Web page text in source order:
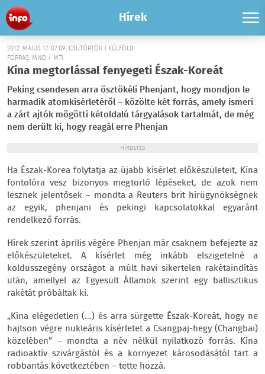
Hírek
2012. MÁJUS 17. 07:09, CSÜTÖRTÖK | KÜLFÖLD
FORRÁS: MNO / MTI
Kína megtorlással fenyegeti Észak-Koreát
Peking csendesen arra ösztökéli Phenjant, hogy mondjon le
harmadik atomkísérletéről – közölte két forrás, amely ismeri
a zárt ajtók mögötti kétoldalú tárgyalások tartalmát, de még
nem derült ki, hogy reagál erre Phenjan
HIRDETÉS
Ha Észak-Korea folytatja az újabb kísérlet előkészületeit, Kína
fontolóra vesz bizonyos megtorló lépéseket, de azok nem
lesznek jelentősek – mondta a Reuters brit hírügynökségnek
az egyik, phenjani és pekingi kapcsolatokkal egyaránt
rendelkező forrás.
Hírek szerint április végére Phenjan már csaknem befejezte az
előkészületeket. A kísérlet még inkább elszigetelné a
koldusszegény országot a múlt havi sikertelen rakétaindítás
után, amellyel az Egyesült Államok szerint egy ballisztikus
rakétát próbáltak ki.
„Kína elégedetlen (...) és arra sürgette Észak-Koreát, hogy ne
hajtson végre nukleáris kísérletet a Csangpaj-hegy (Changbai)
közelében” – mondta a név nélkül nyilatkozó forrás. Kína
radioaktív szivárgástól és a környezet károsodásától tart a
robbantás következtében – tette hozzá.